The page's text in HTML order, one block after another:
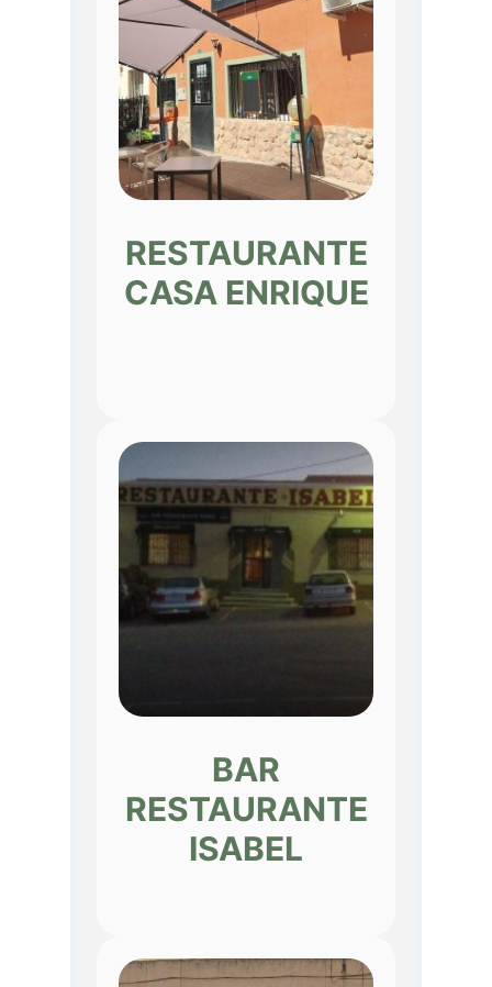
RESTAURANTE
CASA ENRIQUE
BAR
RESTAURANTE
ISABEL